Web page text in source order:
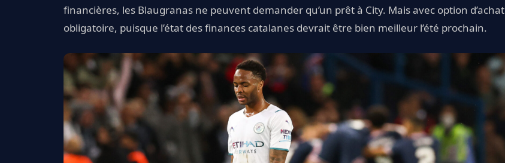
financières, les Blaugranas ne peuvent demander qu’un prêt à City. Mais avec option d’achat
obligatoire, puisque l’état des finances catalanes devrait être bien meilleur l’été prochain.